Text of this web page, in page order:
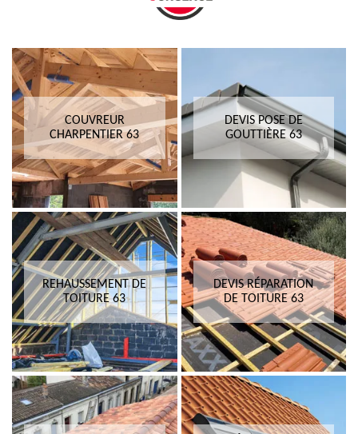
COUVREUR
CHARPENTIER 63
DEVIS POSE DE
GOUTTIÈRE 63
REHAUSSEMENT DE
TOITURE 63
DEVIS RÉPARATION
DE TOITURE 63